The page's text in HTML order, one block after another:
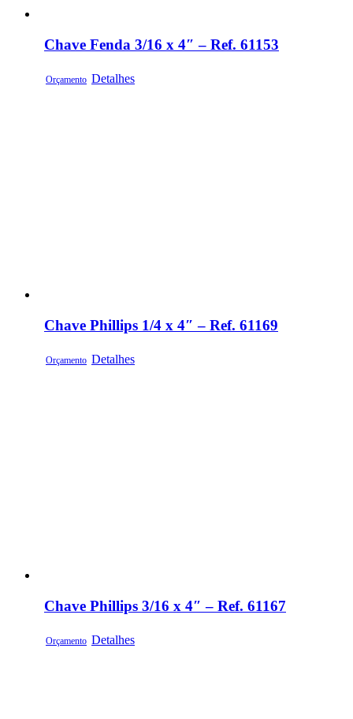
Chave Fenda 3/16 x 4″ – Ref. 61153
Orçamento Detalhes
Chave Phillips 1/4 x 4″ – Ref. 61169
Orçamento Detalhes
Chave Phillips 3/16 x 4″ – Ref. 61167
Orçamento Detalhes